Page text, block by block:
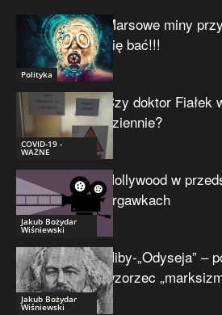
Polityka
Marsowe miny
się bać!!!
COVID-19 -
WAŻNE
Czy doktor Fiałek
dziennie?
Jakub Bożydar
Wiśniewski
Hollywood w
drgawkach
Jakub Bożydar
Wiśniewski
Niby-„Odyseja” –
wzorzec